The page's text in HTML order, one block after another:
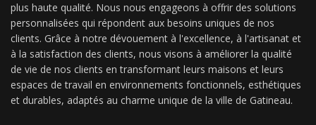
plus haute qualité. Nous nous engageons à offrir des solutions
personnalisées qui répondent aux besoins uniques de nos
clients. Grâce à notre dévouement à l'excellence, à l'artisanat et
à la satisfaction des clients, nous visons à améliorer la qualité
de vie de nos clients en transformant leurs maisons et leurs
espaces de travail en environnements fonctionnels, esthétiques
et durables, adaptés au charme unique de la ville de Gatineau.